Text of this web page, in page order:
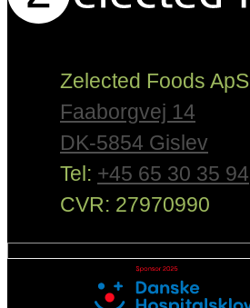
Zelected Foods ApS
Faaborgvej 14
DK-5854 Gislev
Tel: +45 65 30 35 94
CVR: 27970990